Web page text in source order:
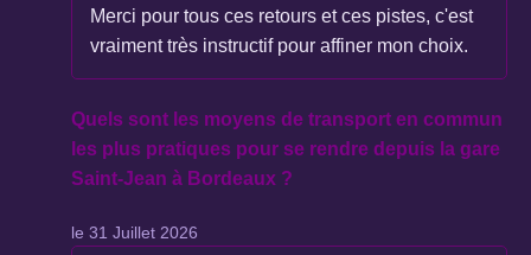
Merci pour tous ces retours et ces pistes, c'est
vraiment très instructif pour affiner mon choix.
Quels sont les moyens de transport en commun
les plus pratiques pour se rendre depuis la gare
Saint-Jean à Bordeaux ?
le 31 Juillet 2026